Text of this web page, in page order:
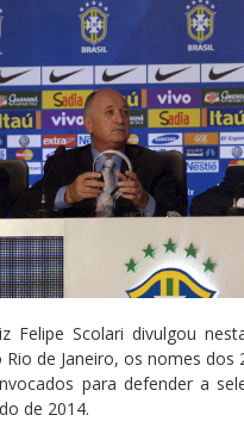
Felipe Scolari divulgou
de Janeiro, os nomes dos
para defender a
de 2014.